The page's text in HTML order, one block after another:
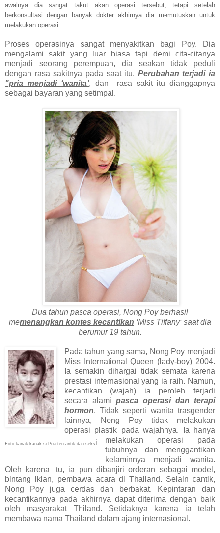
awalnya dia sangat takut akan operasi tersebut, tetapi setelah
berkonsultasi dengan banyak dokter akhirnya dia memutuskan untuk
melakukan operasi.
Proses operasinya sangat menyakitkan bagi Poy. Dia
mengalami sakit yang luar biasa tapi demi cita-citanya
menjadi seorang perempuan, dia seakan tidak peduli
dengan rasa sakitnya pada saat itu. Perubahan terjadi ia
"pria menjadi ‘wanita’, dan rasa sakit itu dianggapnya
sebagai bayaran yang setimpal.
Dua tahun pasca operasi, Nong Poy berhasil
memenangkan kontes kecantikan ‘Miss Tiffany‘ saat dia
berumur 19 tahun.
Foto kanak-kanak si Pria tercantik dan seks i
Pada tahun yang sama, Nong Poy menjadi
Miss International Queen (lady-boy) 2004.
Ia semakin dihargai tidak semata karena
prestasi internasional yang ia raih. Namun,
kecantikan (wajah) ia peroleh terjadi
secara alami pasca operasi dan terapi
hormon. Tidak seperti wanita trasgender
lainnya, Nong Poy tidak melakukan
operasi plastik pada wajahnya. Ia hanya
melakukan operasi pada
tubuhnya dan menggantikan
kelaminnya menjadi wanita.
Oleh karena itu, ia pun dibanjiri orderan sebagai model,
bintang iklan, pembawa acara di Thailand. Selain cantik,
Nong Poy juga cerdas dan berbakat. Kepintaran dan
kecantikannya pada akhirnya dapat diterima dengan baik
oleh masyarakat Thiland. Setidaknya karena ia telah
membawa nama Thailand dalam ajang internasional.